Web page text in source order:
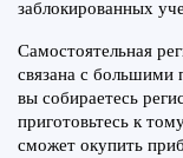
заблокированных
Самостоятельная
связана с большими
вы собираетесь
приготовьтесь к
сможет окупить